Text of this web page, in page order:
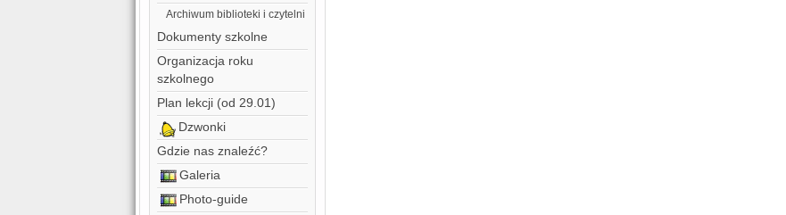
Archiwum biblioteki i czytelni
Dokumenty szkolne
Organizacja roku
szkolnego
Plan lekcji (od 29.01)
Dzwonki
Gdzie nas znaleźć?
Galeria
Photo-guide